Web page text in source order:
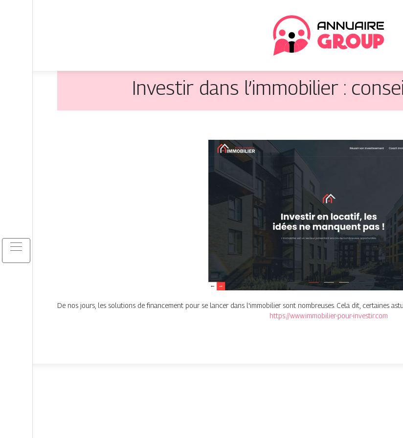
Investir dans l’immobilier :
De nos jours, les solutions de financement pour se lancer dans l'immobilier sont nombreuses. Cela dit, certaines
https://www.immobilier-pour-investir.com